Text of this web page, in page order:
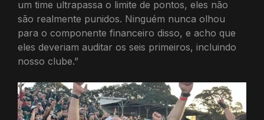
um time ultrapassa o limite de pontos, eles não
são realmente punidos. Ninguém nunca olhou
para o componente financeiro disso, e acho que
eles deveriam auditar os seis primeiros, incluindo
nosso clube.”